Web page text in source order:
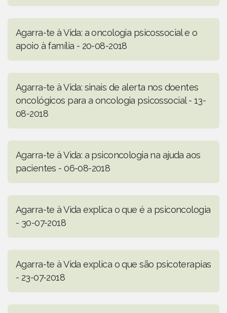
Agarra-te à Vida: a oncologia psicossocial e o
apoio à família - 20-08-2018
Agarra-te à Vida: sinais de alerta nos doentes
oncológicos para a oncologia psicossocial - 13-
08-2018
Agarra-te à Vida: a psiconcologia na ajuda aos
pacientes - 06-08-2018
Agarra-te à Vida explica o que é a psiconcologia
- 30-07-2018
Agarra-te à Vida explica o que são psicoterapias
- 23-07-2018